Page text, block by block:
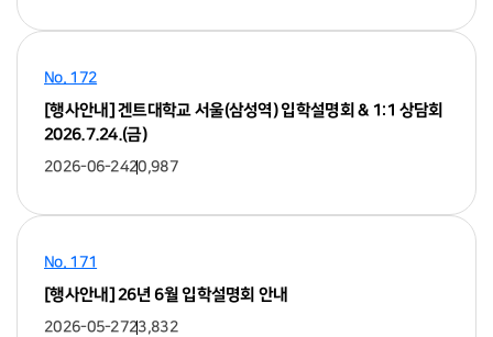
No. 172
[행사안내] 겐트대학교 서울(삼성역) 입학설명회 & 1:1 상담회
2026.7.24.(금)
2026-06-2420,987
No. 171
[행사안내] 26년 6월 입학설명회 안내
2026-05-2723,832